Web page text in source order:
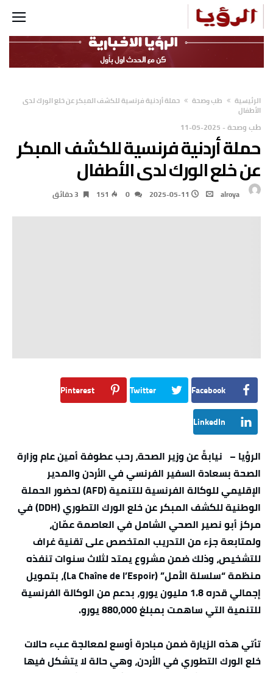
‫الرئيسية‬ طب وصحة
حملة أردنية فرنسية للكشف المبكر عن خلع الورك لدى
الأطفال
طب وصحة-
2025-05-11
حملة أردنية فرنسية للكشف المبكر
عن خلع الورك لدى الأطفال
alroya
2025-05-11
151 3 ‫دقائق‬
Facebook
Twitter
Pinterest
LinkedIn
الرؤيا – نيابةً عن وزير الصحة، رحب عطوفة أمين عام وزارة
الصحة بسعادة السفير الفرنسي في الأردن والمدير
الإقليمي للوكالة الفرنسية للتنمية (AFD) لحضور الحملة
الوطنية للكشف المبكر عن خلع الورك التطوري (DDH) في
مركز أبو نصير الصحي الشامل في العاصمة عمّان،
ولمتابعة جزء من التدريب المتخصص على تقنية غراف
للتشخيص، وذلك ضمن مشروع يمتد لثلاث سنوات تنفذه
منظمة “سلسلة الأمل” (La Chaîne de l’Espoir)، بتمويل
إجمالي قدره 1.8 مليون يورو، بدعم من الوكالة الفرنسية
للتنمية التي ساهمت بمبلغ 880,000 يورو.
تأتي هذه الزيارة ضمن مبادرة أوسع لمعالجة عبء حالات
خلع الورك التطوري في الأردن، وهي حالة لا يتشكل فيها